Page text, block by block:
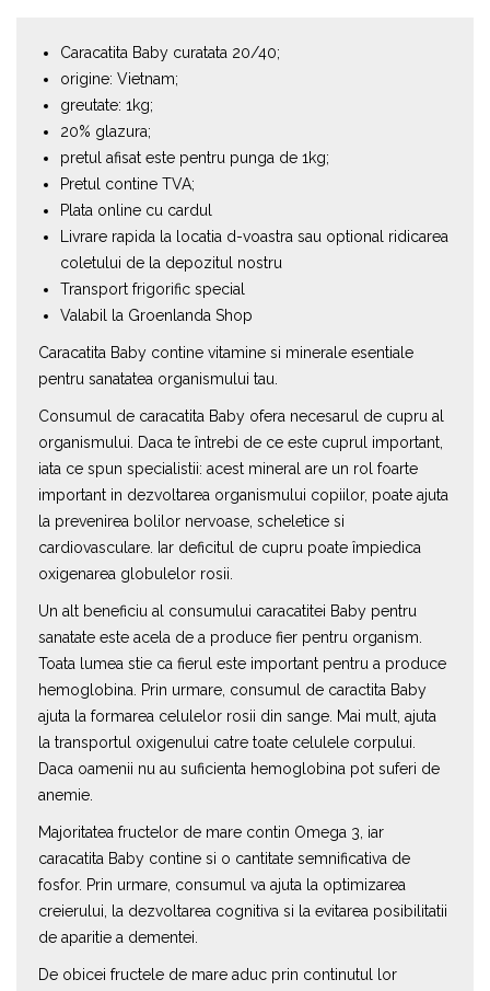
Caracatita Baby curatata 20/40;
origine: Vietnam;
greutate: 1kg;
20% glazura;
pretul afisat este pentru punga de 1kg;
Pretul contine TVA;
Plata online cu cardul
Livrare rapida la locatia d-voastra sau optional ridicarea
coletului de la depozitul nostru
Transport frigorific special
Valabil la Groenlanda Shop
Caracatita Baby contine vitamine si minerale esentiale
pentru sanatatea organismului tau.
Consumul de caracatita Baby ofera necesarul de cupru al
organismului. Daca te întrebi de ce este cuprul important,
iata ce spun specialistii: acest mineral are un rol foarte
important in dezvoltarea organismului copiilor, poate ajuta
la prevenirea bolilor nervoase, scheletice si
cardiovasculare. Iar deficitul de cupru poate împiedica
oxigenarea globulelor rosii.
Un alt beneficiu al consumului caracatitei Baby pentru
sanatate este acela de a produce fier pentru organism.
Toata lumea stie ca fierul este important pentru a produce
hemoglobina. Prin urmare, consumul de caractita Baby
ajuta la formarea celulelor rosii din sange. Mai mult, ajuta
la transportul oxigenului catre toate celulele corpului.
Daca oamenii nu au suficienta hemoglobina pot suferi de
anemie.
Majoritatea fructelor de mare contin Omega 3, iar
caracatita Baby contine si o cantitate semnificativa de
fosfor. Prin urmare, consumul va ajuta la optimizarea
creierului, la dezvoltarea cognitiva si la evitarea posibilitatii
de aparitie a dementei.
De obicei fructele de mare aduc prin continutul lor